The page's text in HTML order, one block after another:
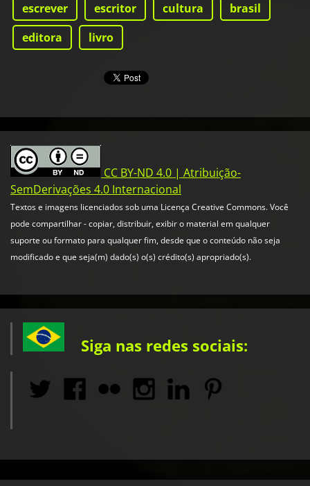
escrever
escritor cultura
brasil
editora
livro
CC BY-ND 4.0 | Atribuição-
SemDerivações 4.0 Internacional
Textos e imagens licenciados sob uma Licença Creative Commons. Você
pode compartilhar - copiar, distribuir, exibir o material em qualquer
suporte ou formato para qualquer fim, desde que o conteúdo não seja
modificado e que seja(m) dado(s) o(s) crédito(s) apropriado(s).
Siga nas redes sociais: